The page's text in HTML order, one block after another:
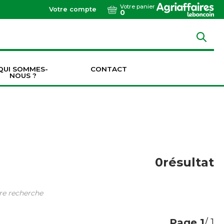
Votre compte Votre panier
0
SOMMES-
NOUS ?
CONTACT
0résultat
recherche